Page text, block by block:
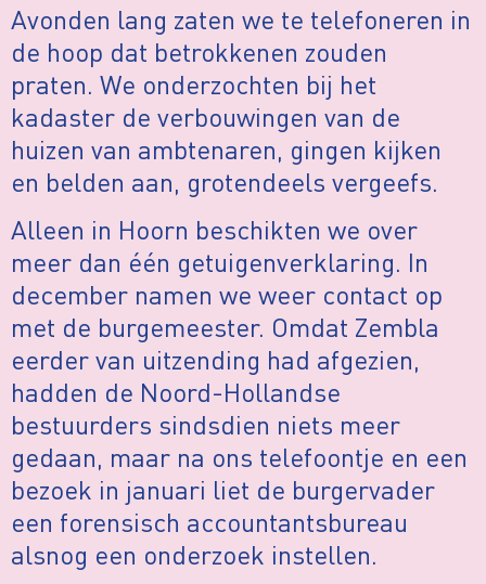
Avonden lang zaten we te telefoneren in
de hoop dat betrokkenen zouden
praten. We onderzochten bij het
kadaster de verbouwingen van de
huizen van ambtenaren, gingen kijken
en belden aan, grotendeels vergeefs.
Alleen in Hoorn beschikten we over
meer dan één getuigenverklaring. In
december namen we weer contact op
met de burgemeester. Omdat Zembla
eerder van uitzending had afgezien,
hadden de Noord-Hollandse
bestuurders sindsdien niets meer
gedaan, maar na ons telefoontje en een
bezoek in januari liet de burgervader
een forensisch accountantsbureau
alsnog een onderzoek instellen.